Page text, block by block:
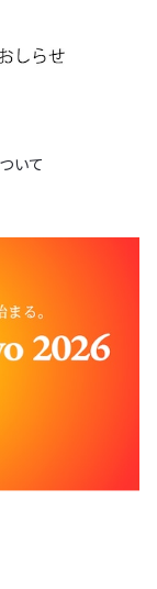
いて